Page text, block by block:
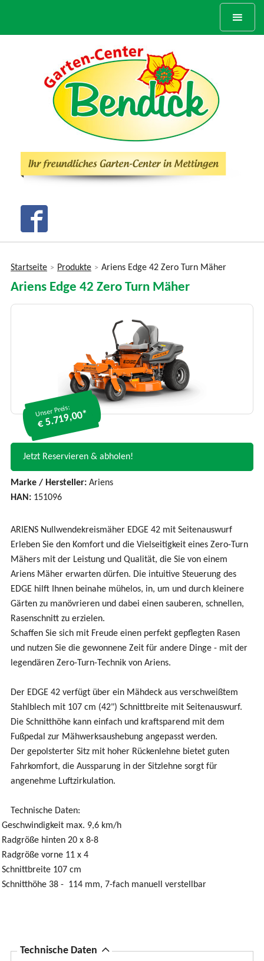
Sie
sind
hier
Startseite > Produkte > Ariens Edge 42 Zero Turn Mäher
Ariens Edge 42 Zero Turn Mäher
Unser Preis:
€ 5.719,00*
Jetzt Reservieren & abholen!
Marke / Hersteller: Ariens
HAN: 151096
ARIENS Nullwendekreismäher EDGE 42 mit Seitenauswurf
Erleben Sie den Komfort und die Vielseitigkeit eines Zero-Turn
Mähers mit der Leistung und Qualität, die Sie von einem
Ariens Mäher erwarten dürfen. Die intuitive Steuerung des
EDGE hilft Ihnen beinahe mühelos, in, um und durch kleinere
Gärten zu manövrieren und dabei einen sauberen, schnellen,
Rasenschnitt zu erzielen.
Schaffen Sie sich mit Freude einen perfekt gepflegten Rasen
und nutzen Sie die gewonnene Zeit für andere Dinge - mit der
legendären Zero-Turn-Technik von Ariens.
Der EDGE 42 verfügt über ein Mähdeck aus verschweißtem
Stahlblech mit 107 cm (42") Schnittbreite mit Seitenauswurf.
Die Schnitthöhe kann einfach und kraftsparend mit dem
Fußpedal zur Mähwerksaushebung angepasst werden.
Der gepolsterter Sitz mit hoher Rückenlehne bietet guten
Fahrkomfort, die Aussparung in der Sitzlehne sorgt für
angenehme Luftzirkulation.
Technische Daten:
Geschwindigkeit max. 9,6 km/h
Radgröße hinten 20 x 8-8
Radgröße vorne 11 x 4
Schnittbreite 107 cm
Schnitthöhe 38 - 114 mm, 7-fach manuell verstellbar
A
Technische Daten